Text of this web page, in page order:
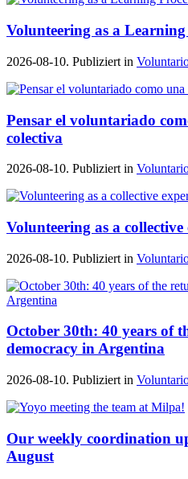
Volunteering as a
2026-08-10. Publiziert in
Pensar el voluntariado
colectiva
2026-08-10. Publiziert in
Volunteering as a collective
2026-08-10. Publiziert in
October 30th: 40 years of
democracy in Argentina
2026-08-10. Publiziert in
Our weekly coordination
August